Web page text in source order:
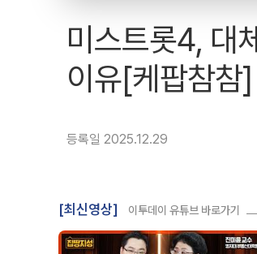
미스트롯4, 대
이유[케팝참참
등록일 2025.12.29
[최신영상] 이투데이 유튜브 바로가기